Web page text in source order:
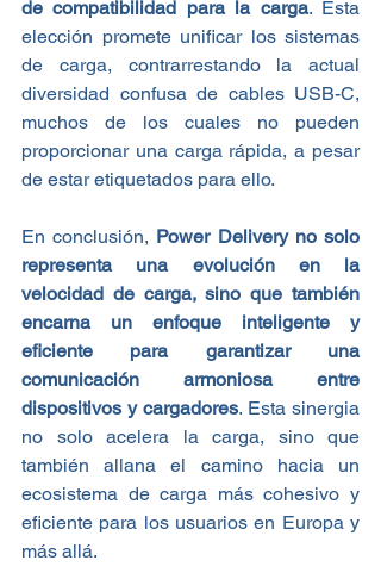
de compatibilidad para la carga. Esta
elección promete unificar los sistemas
de carga, contrarrestando la actual
diversidad confusa de cables USB-C,
muchos de los cuales no pueden
proporcionar una carga rápida, a pesar
de estar etiquetados para ello.
En conclusión, Power Delivery no solo
representa una evolución en la
velocidad de carga, sino que también
encarna un enfoque inteligente y
eficiente para garantizar una
comunicación armoniosa entre
dispositivos y cargadores. Esta sinergia
no solo acelera la carga, sino que
también allana el camino hacia un
ecosistema de carga más cohesivo y
eficiente para los usuarios en Europa y
más allá.